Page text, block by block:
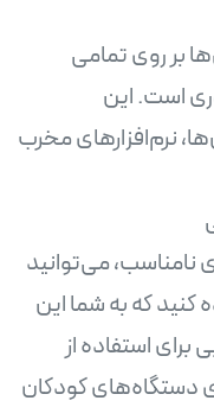
بر روی تمامی
است. این
نرم‌افزارهای مخرب
نامناسب، می‌توانید
کنید که به شما این
استفاده از
دستگاه‌های کودکان